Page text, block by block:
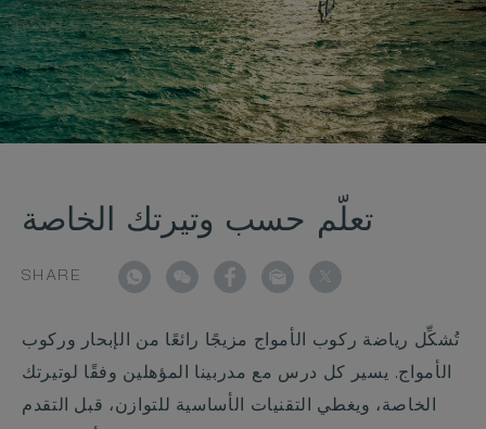
تعلّم حسب وتيرتك الخاصة
SHARE
تُشكِّل رياضة ركوب الأمواج مزيجًا رائعًا من الإبحار وركوب
الأمواج. يسير كل درس مع مدربينا المؤهلين وفقًا لوتيرتك
الخاصة، ويغطي التقنيات الأساسية للتوازن، قبل التقدم